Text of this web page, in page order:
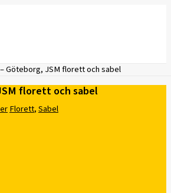
Göteborg, JSM florett och sabel
florett och sabel
Florett,Sabel